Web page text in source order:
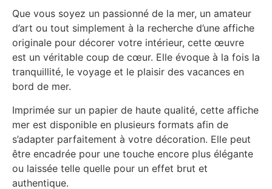
Que vous soyez un passionné de la mer, un amateur
d’art ou tout simplement à la recherche d’une affiche
originale pour décorer votre intérieur, cette œuvre
est un véritable coup de cœur. Elle évoque à la fois la
tranquillité, le voyage et le plaisir des vacances en
bord de mer.
Imprimée sur un papier de haute qualité, cette affiche
mer est disponible en plusieurs formats afin de
s’adapter parfaitement à votre décoration. Elle peut
être encadrée pour une touche encore plus élégante
ou laissée telle quelle pour un effet brut et
authentique.